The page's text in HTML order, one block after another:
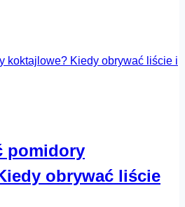
pomidory
obrywać liście